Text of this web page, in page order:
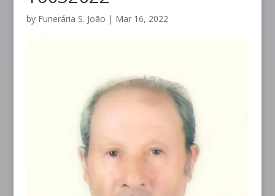
by Funerária S. João | Mar 16, 2022